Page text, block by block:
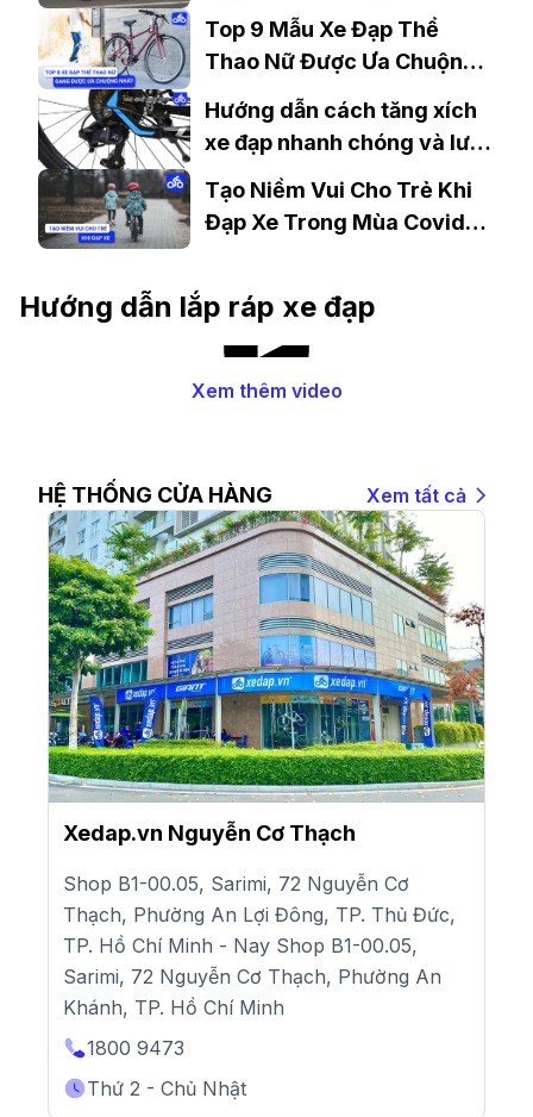
Ít Nhất 1 Lần
Top 9 Mẫu Xe Đạp Thể
Thao Nữ Được Ưa Chuộng
Hướng dẫn cách tăng xích
xe đạp nhanh chóng và lưu
ý cần biết
Tạo Niềm Vui Cho Trẻ Khi
Đạp Xe Trong Mùa Covid
Hướng dẫn lắp ráp xe đạp
Xem thêm video
HỆ THỐNG CỬA HÀNG Xem tất cả
Xedap.vn Nguyễn Cơ Thạch
Shop B1-00.05, Sarimi, 72 Nguyễn Cơ
Thạch, Phường An Lợi Đông, TP. Thủ Đức,
TP. Hồ Chí Minh - Nay Shop B1-00.05,
Sarimi, 72 Nguyễn Cơ Thạch, Phường An
Khánh, TP. Hồ Chí Minh
1800 9473
Thứ 2 - Chủ Nhật